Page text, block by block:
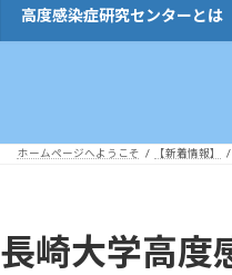
高度感染症研究センターとは
ホームページへようこそ 【新着情報】
長崎大学高度